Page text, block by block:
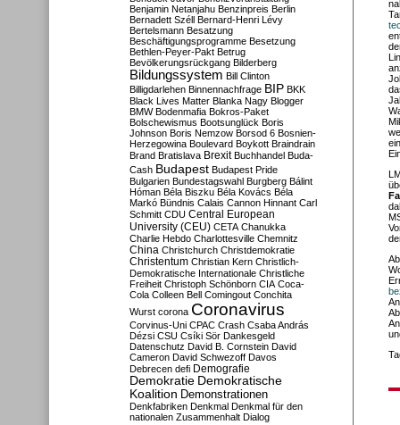
Benjamin Netanjahu Benzinpreis Berlin
Bernadett Széll Bernard-Henri Lévy
Bertelsmann Besatzung
Beschäftigungsprogramme Besetzung
Bethlen-Peyer-Pakt Betrug
Bevölkerungsrückgang Bilderberg
Bildungssystem Bill Clinton
Billigdarlehen Binnennachfrage BIP BKK
Black Lives Matter Blanka Nagy Blogger
BMW Bodenmafia Bokros-Paket
Bolschewismus Bootsunglück Boris
Johnson Boris Nemzow Borsod 6 Bosnien-
Herzegowina Boulevard Boykott Braindrain
Brand Bratislava Brexit Buchhandel Buda-
Cash Budapest Budapest Pride
Bulgarien Bundestagswahl Burgberg Bálint
Hóman Béla Biszku Béla Kovács Béla
Markó Bündnis Calais Cannon Hinnant Carl
Schmitt CDU Central European
University (CEU) CETA Chanukka
Charlie Hebdo Charlottesville Chemnitz
China Christchurch Christdemokratie
Christentum Christian Kern Christlich-
Demokratische Internationale Christliche
Freiheit Christoph Schönborn CIA Coca-
Cola Colleen Bell Comingout Conchita
Wurst corona Coronavirus
Corvinus-Uni CPAC Crash Csaba András
Dézsi CSU Csíki Sör Dankesgeld
Datenschutz David B. Cornstein David
Cameron David Schwezoff Davos
Debrecen defi Demografie
Demokratie Demokratische
Koalition Demonstrationen
Denkfabriken Denkmal Denkmal für den
nationalen Zusammenhalt Dialog